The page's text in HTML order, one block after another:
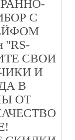
С
СВОИ
И
В
ОТ